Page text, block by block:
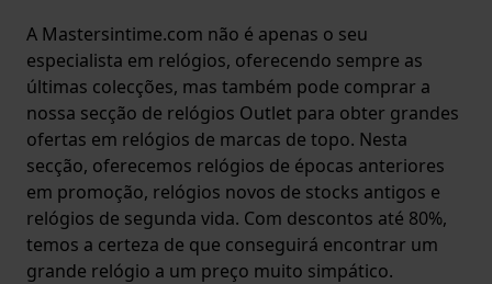
A Mastersintime.com não é apenas o seu
especialista em relógios, oferecendo sempre as
últimas colecções, mas também pode comprar a
nossa secção de relógios Outlet para obter grandes
ofertas em relógios de marcas de topo. Nesta
secção, oferecemos relógios de épocas anteriores
em promoção, relógios novos de stocks antigos e
relógios de segunda vida. Com descontos até 80%,
temos a certeza de que conseguirá encontrar um
grande relógio a um preço muito simpático.